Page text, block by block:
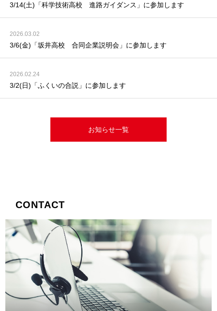
3/14(土)「科学技術高校 進路ガイダンス」に参加します
2026.03.02
3/6(金)「坂井高校 合同企業説明会」に参加します
2026.02.24
3/2(日)「ふくいの合説」に参加します
お知らせ一覧
CONTACT